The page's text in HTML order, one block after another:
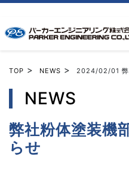
TOP > NEWS > 2024/02/01
NEWS
弊社粉体塗装機
らせ